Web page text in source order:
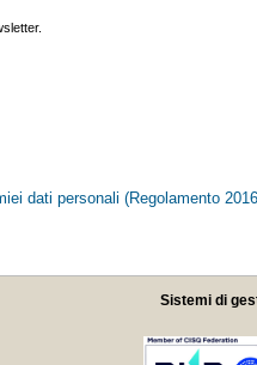
dati personali (Regolamento
Sistemi di